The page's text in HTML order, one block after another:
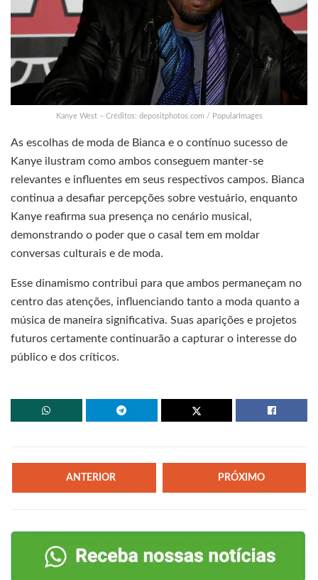
Kanye West – Créditos: depositphotos.com / PopularImages
As escolhas de moda de Bianca e o contínuo sucesso de
Kanye ilustram como ambos conseguem manter-se
relevantes e influentes em seus respectivos campos. Bianca
continua a desafiar percepções sobre vestuário, enquanto
Kanye reafirma sua presença no cenário musical,
demonstrando o poder que o casal tem em moldar
conversas culturais e de moda.
Esse dinamismo contribui para que ambos permaneçam no
centro das atenções, influenciando tanto a moda quanto a
música de maneira significativa. Suas aparições e projetos
futuros certamente continuarão a capturar o interesse do
público e dos críticos.
ANTERIOR PRÓXIMO